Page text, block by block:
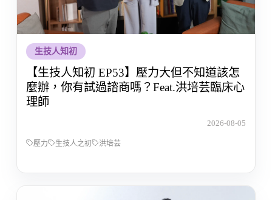
生技人知初
【生技人知初 EP53】壓力大但不知道該怎
麼辦，你有試過諮商嗎？Feat.洪培芸臨床心
理師
2026-08-05
壓力 生技人之初 洪培芸